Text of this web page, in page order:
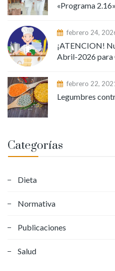
«Programa
febrero 24,
¡ATENCION!
Abril-2026 para
febrero 22,
Legumbres
Categorías
Dieta
Normativa
Publicaciones
Salud